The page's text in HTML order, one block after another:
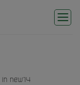
in new14